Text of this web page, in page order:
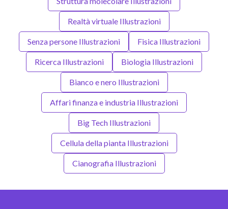
Realtà virtuale Illustrazioni
Senza persone Illustrazioni Fisica Illustrazioni
Ricerca Illustrazioni Biologia Illustrazioni
Bianco e nero Illustrazioni
Affari finanza e industria Illustrazioni
Big Tech Illustrazioni
Cellula della pianta Illustrazioni
Cianografia Illustrazioni